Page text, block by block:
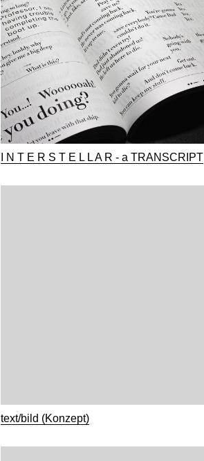
I N T E R S T E L L A R - a TRANSCRIPT
text/bild (Konzept)